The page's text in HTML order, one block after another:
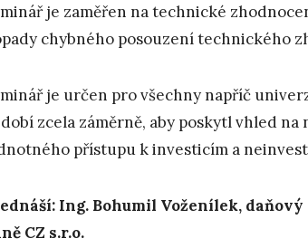
je zaměřen na technické
chybného posouzení technického
je určen pro všechny napříč
zcela záměrně, aby poskytl vhled
přístupu k investicím a
Ing. Bohumil Voženílek,
CZ s.r.o.